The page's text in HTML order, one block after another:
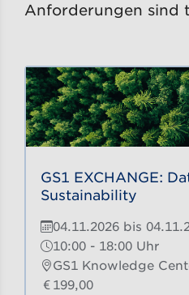
Anforderungen sind
GS1 EXCHANGE:
Sustainability
04.11.2026 bis
10:00 - 18:00 Uhr
GS1 Knowledge
199,00